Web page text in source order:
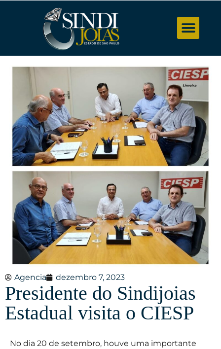
Agencia dezembro 7, 2023
Presidente do Sindijoias
Estadual visita o CIESP
No dia 20 de setembro, houve uma importante